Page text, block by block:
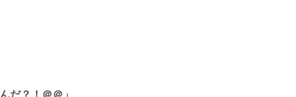
だ？！＠＠」